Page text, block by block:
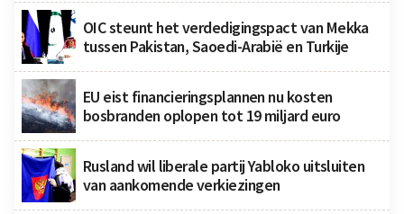
OIC steunt het verdedigingspact van Mekka
tussen Pakistan, Saoedi-Arabië en Turkije
EU eist financieringsplannen nu kosten
bosbranden oplopen tot 19 miljard euro
Rusland wil liberale partij Yabloko uitsluiten
van aankomende verkiezingen